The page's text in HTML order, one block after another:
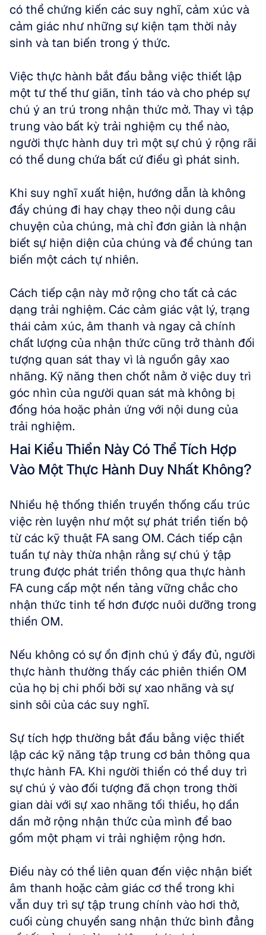
có thể chứng kiến các suy nghĩ, cảm xúc và
cảm giác như những sự kiện tạm thời nảy
sinh và tan biến trong ý thức.
Việc thực hành bắt đầu bằng việc thiết lập
một tư thế thư giãn, tỉnh táo và cho phép sự
chú ý an trú trong nhận thức mở. Thay vì tập
trung vào bất kỳ trải nghiệm cụ thể nào,
người thực hành duy trì một sự chú ý rộng rãi
có thể dung chứa bất cứ điều gì phát sinh.
Khi suy nghĩ xuất hiện, hướng dẫn là không
đẩy chúng đi hay chạy theo nội dung câu
chuyện của chúng, mà chỉ đơn giản là nhận
biết sự hiện diện của chúng và để chúng tan
biến một cách tự nhiên.
Cách tiếp cận này mở rộng cho tất cả các
dạng trải nghiệm. Các cảm giác vật lý, trạng
thái cảm xúc, âm thanh và ngay cả chính
chất lượng của nhận thức cũng trở thành đối
tượng quan sát thay vì là nguồn gây xao
nhãng. Kỹ năng then chốt nằm ở việc duy trì
góc nhìn của người quan sát mà không bị
đồng hóa hoặc phản ứng với nội dung của
trải nghiệm.
Hai Kiểu Thiền Này Có Thể Tích Hợp
Vào Một Thực Hành Duy Nhất Không?
Nhiều hệ thống thiền truyền thống cấu trúc
việc rèn luyện như một sự phát triển tiến bộ
từ các kỹ thuật FA sang OM. Cách tiếp cận
tuần tự này thừa nhận rằng sự chú ý tập
trung được phát triển thông qua thực hành
FA cung cấp một nền tảng vững chắc cho
nhận thức tinh tế hơn được nuôi dưỡng trong
thiền OM.
Nếu không có sự ổn định chú ý đầy đủ, người
thực hành thường thấy các phiên thiền OM
của họ bị chi phối bởi sự xao nhãng và sự
sinh sôi của các suy nghĩ.
Sự tích hợp thường bắt đầu bằng việc thiết
lập các kỹ năng tập trung cơ bản thông qua
thực hành FA. Khi người thiền có thể duy trì
sự chú ý vào đối tượng đã chọn trong thời
gian dài với sự xao nhãng tối thiểu, họ dần
dần mở rộng nhận thức của mình để bao
gồm một phạm vi trải nghiệm rộng hơn.
Điều này có thể liên quan đến việc nhận biết
âm thanh hoặc cảm giác cơ thể trong khi
vẫn duy trì sự tập trung chính vào hơi thở,
cuối cùng chuyển sang nhận thức bình đẳng